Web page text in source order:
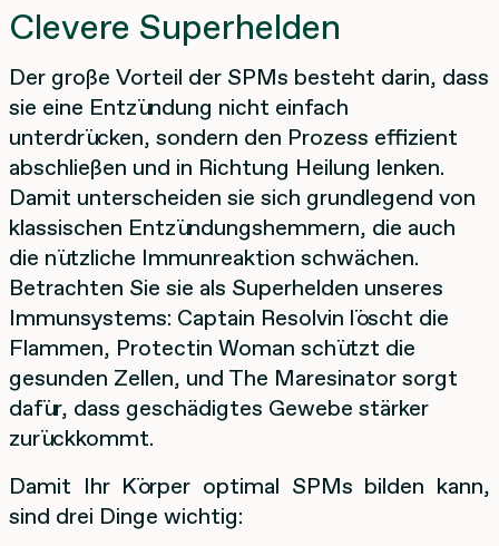
Clevere Superhelden
Der große Vorteil der SPMs besteht darin, dass
sie eine Entzündung nicht einfach
unterdrücken, sondern den Prozess effizient
abschließen und in Richtung Heilung lenken.
Damit unterscheiden sie sich grundlegend von
klassischen Entzündungshemmern, die auch
die nützliche Immunreaktion schwächen.
Betrachten Sie sie als Superhelden unseres
Immunsystems: Captain Resolvin löscht die
Flammen, Protectin Woman schützt die
gesunden Zellen, und The Maresinator sorgt
dafür, dass geschädigtes Gewebe stärker
zurückkommt.
Damit Ihr Körper optimal SPMs bilden kann,
sind drei Dinge wichtig: